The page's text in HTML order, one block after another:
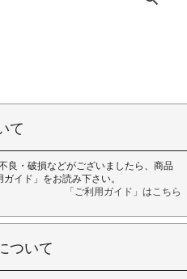
て
良・破損などがございましたら、商品
イド」をお読み下さい。
「ご利用ガイド」はこちら
ついて